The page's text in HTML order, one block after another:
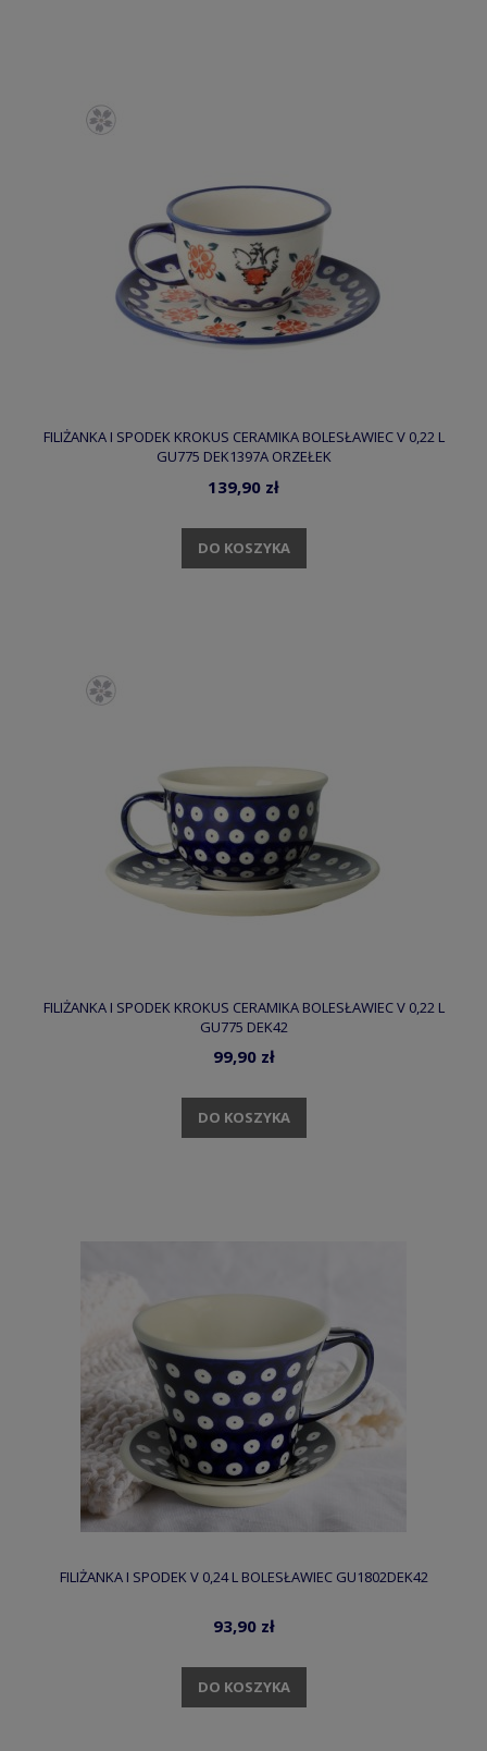
FILIŻANKA I SPODEK KROKUS CERAMIKA BOLESŁAWIEC V 0,22 L
GU775 DEK1397A ORZEŁEK
139,90 zł
DO KOSZYKA
FILIŻANKA I SPODEK KROKUS CERAMIKA BOLESŁAWIEC V 0,22 L
GU775 DEK42
99,90 zł
DO KOSZYKA
FILIŻANKA I SPODEK V 0,24 L BOLESŁAWIEC GU1802DEK42
93,90 zł
DO KOSZYKA